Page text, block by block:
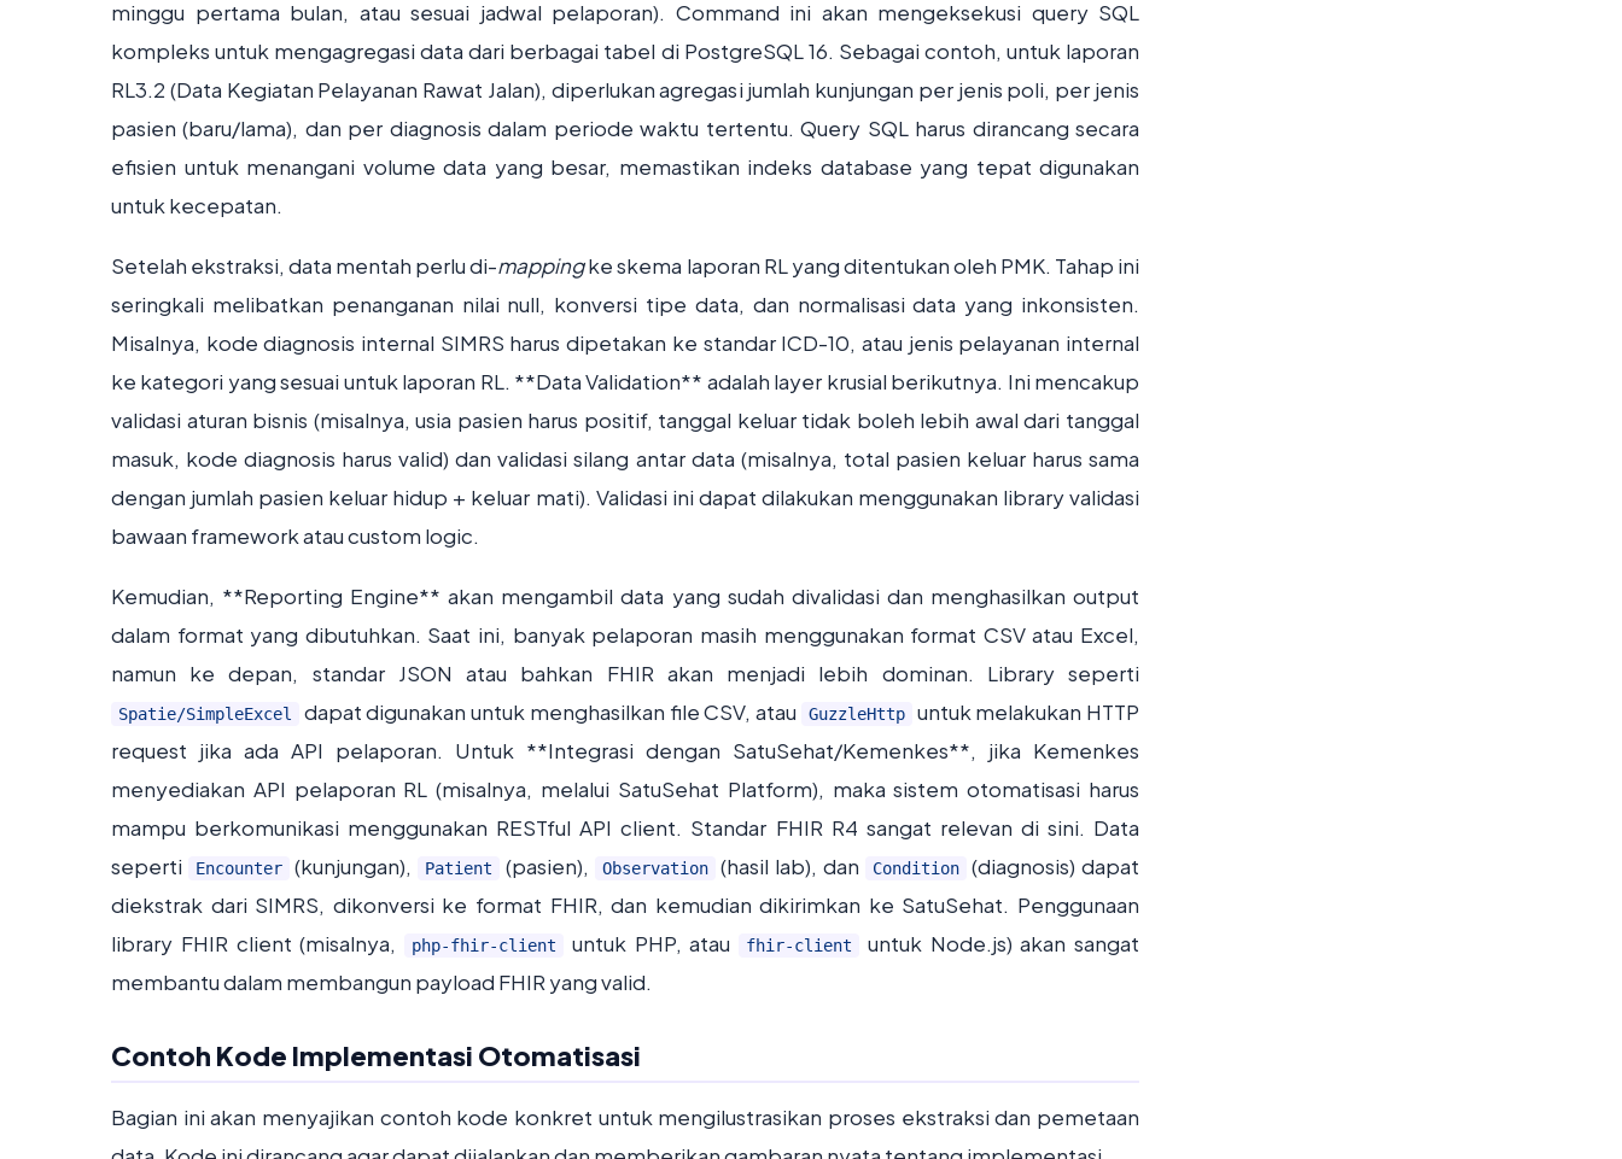
minggu pertama bulan, atau sesuai jadwal pelaporan). Command ini akan mengeksekusi query SQL
kompleks untuk mengagregasi data dari berbagai tabel di PostgreSQL 16. Sebagai contoh, untuk laporan
RL3.2 (Data Kegiatan Pelayanan Rawat Jalan), diperlukan agregasi jumlah kunjungan per jenis poli, per jenis
pasien (baru/lama), dan per diagnosis dalam periode waktu tertentu. Query SQL harus dirancang secara
efisien untuk menangani volume data yang besar, memastikan indeks database yang tepat digunakan
untuk kecepatan.
Setelah ekstraksi, data mentah perlu di-mappingke skema laporan RL yang ditentukan oleh PMK. Tahap ini
seringkali melibatkan penanganan nilai null, konversi tipe data, dan normalisasi data yang inkonsisten.
Misalnya, kode diagnosis internal SIMRS harus dipetakan ke standar ICD-10, atau jenis pelayanan internal
ke kategori yang sesuai untuk laporan RL. **Data Validation** adalah layer krusial berikutnya. Ini mencakup
validasi aturan bisnis (misalnya, usia pasien harus positif, tanggal keluar tidak boleh lebih awal dari tanggal
masuk, kode diagnosis harus valid) dan validasi silang antar data (misalnya, total pasien keluar harus sama
dengan jumlah pasien keluar hidup + keluar mati). Validasi ini dapat dilakukan menggunakan library validasi
bawaan framework atau custom logic.
Kemudian, **Reporting Engine** akan mengambil data yang sudah divalidasi dan menghasilkan output
dalam format yang dibutuhkan. Saat ini, banyak pelaporan masih menggunakan format CSV atau Excel,
namun ke depan, standar JSON atau bahkan FHIR akan menjadi lebih dominan. Library seperti
Spatie/SimpleExcel dapat digunakan untuk menghasilkan file CSV, atau GuzzleHttp
untuk melakukan HTTP
request jika ada API pelaporan. Untuk **Integrasi dengan SatuSehat/Kemenkes**, jika Kemenkes
menyediakan API pelaporan RL (misalnya, melalui SatuSehat Platform), maka sistem otomatisasi harus
mampu berkomunikasi menggunakan RESTful API client. Standar FHIR R4 sangat relevan di sini. Data
seperti
Encounter (kunjungan), Patient (pasien), Observation (hasil lab), dan Condition
(diagnosis) dapat
diekstrak dari SIMRS, dikonversi ke format FHIR, dan kemudian dikirimkan ke SatuSehat. Penggunaan
library FHIR client (misalnya,
php-fhir-client untuk PHP, atau fhir-client
untuk Node.js) akan sangat
membantu dalam membangun payload FHIR yang valid.
Contoh Kode Implementasi Otomatisasi
Bagian ini akan menyajikan contoh kode konkret untuk mengilustrasikan proses ekstraksi dan pemetaan